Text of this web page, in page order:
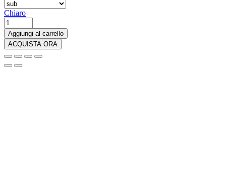
Chiaro
LEGO
Albicocco
Giapponese
quantità
Aggiungi al carrello
ACQUISTA ORA